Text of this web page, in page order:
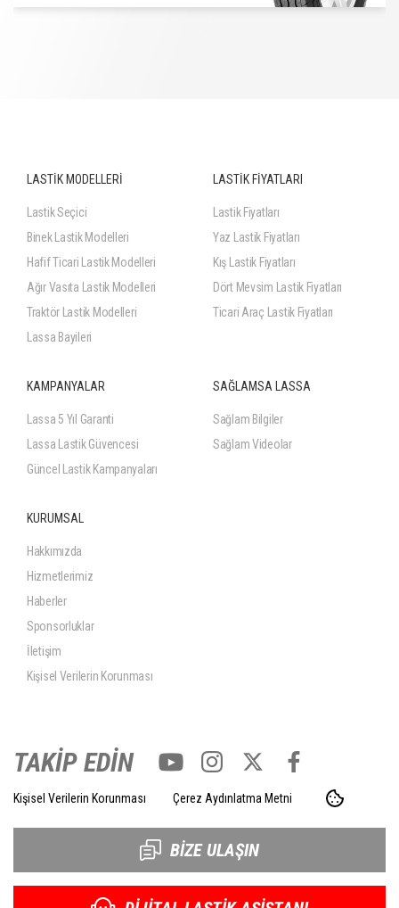
LASTİK MODELLERİ
Lastik Seçici
Binek Lastik Modelleri
Hafif Ticari Lastik Modelleri
Ağır Vasıta Lastik Modelleri
Traktör Lastik Modelleri
Lassa Bayileri
LASTİK FİYATLARI
Lastik Fiyatları
Yaz Lastik Fiyatları
Kış Lastik Fiyatları
Dört Mevsim Lastik Fiyatları
Ticari Araç Lastik Fiyatları
KAMPANYALAR
Lassa 5 Yıl Garanti
Lassa Lastik Güvencesi
Güncel Lastik Kampanyaları
SAĞLAMSA LASSA
Sağlam Bilgiler
Sağlam Videolar
KURUMSAL
Hakkımızda
Hizmetlerimiz
Haberler
Sponsorluklar
İletişim
Kişisel Verilerin Korunması
TAKİP EDİN
Kişisel Verilerin Korunması Çerez Aydınlatma Metni
BİZE ULAŞIN